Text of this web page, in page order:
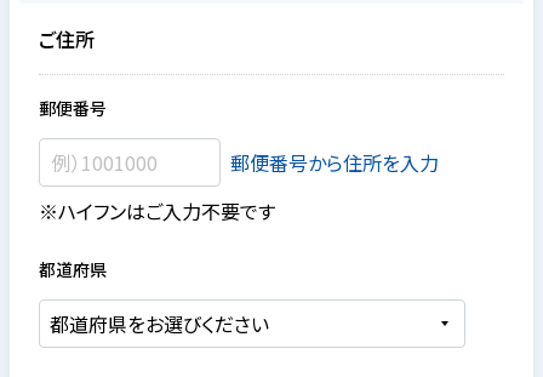
ご住所
郵便番号
郵便番号から住所を入力
※ハイフンはご入力不要です
都道府県